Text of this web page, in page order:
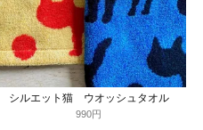
シルエット猫 ウオッシュタオル
990円